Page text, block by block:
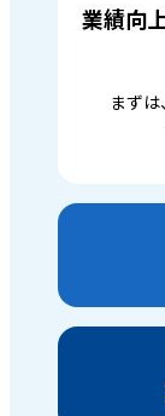
業績向
まず